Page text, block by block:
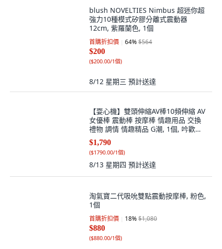
blush NOVELTIES Nimbus 超迷你超
強力10種模式矽膠分離式震動器
12cm, 紫羅蘭色, 1個
首購折扣價 64%$564
$200
($200.00/1個)
8/12 星期三 預計送達
【耍心機】雙頭伸縮AV棒10頻伸縮 AV
女優棒 震動棒 按摩棒 情趣用品 交換
禮物 調情 情趣精品 G潮, 1個, 吟歡伸
縮AV棒
$1,790
($1790.00/1個)
8/13 星期四 預計送達
淘氣寶二代吸吮雙點震動按摩棒, 粉色,
1個
首購折扣價 18%$1,080
$880
($880.00/1個)